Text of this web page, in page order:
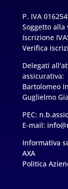
P. IVA
Soggetto alla
Iscrizione
Verifica
Delegati
assicurativa:
Bartolomeo
Guglielmo
PEC:
E-mail:
Informativa
AXA
Politica